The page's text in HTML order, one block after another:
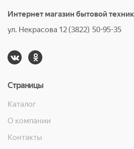
Интернет магазин бытовой
ул. Некрасова 12 (3822) 50-95-35
Страницы
Каталог
О компании
Контакты